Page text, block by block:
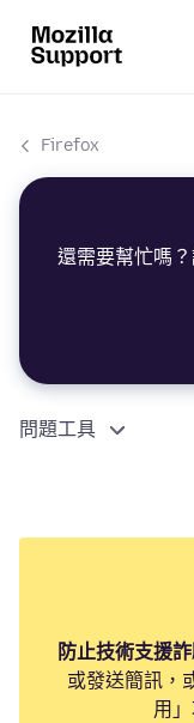
Firefox
還需要幫忙嗎
問題工具
防止技術支援詐
或發送簡訊，
用